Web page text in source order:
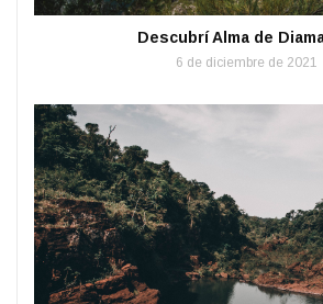
Descubrí Alma de
6 de diciembre de 2021